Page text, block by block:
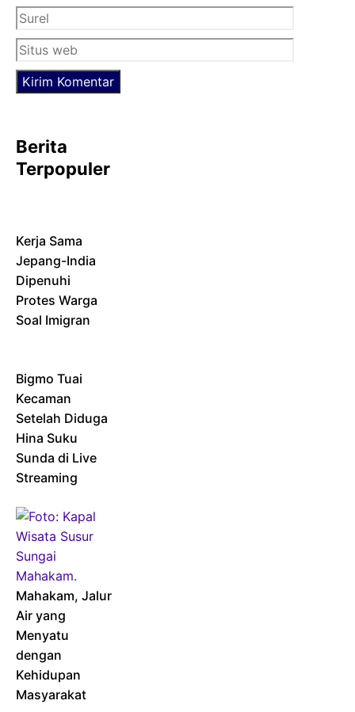
web
Berita
Terpopuler
Kerja Sama
Jepang-India
Dipenuhi
Protes Warga
Soal Imigran
Bigmo Tuai
Kecaman
Setelah Diduga
Hina Suku
Sunda di Live
Streaming
Mahakam, Jalur
Air yang
Menyatu
dengan
Kehidupan
Masyarakat